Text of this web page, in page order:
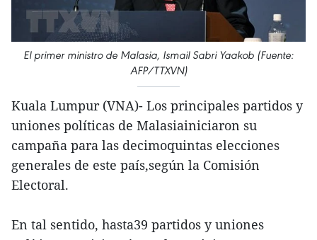
El primer ministro de Malasia, Ismail Sabri Yaakob (Fuente:
AFP/TTXVN)
Kuala Lumpur (VNA)- Los principales partidos y
uniones políticas de Malasiainiciaron su
campaña para las decimoquintas elecciones
generales de este país,según la Comisión
Electoral.
En tal sentido, hasta39 partidos y uniones